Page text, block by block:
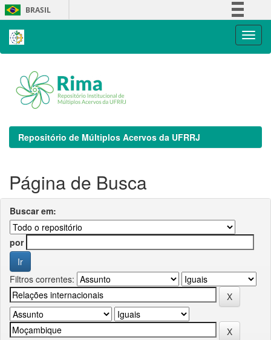
Skip
navigation
BRASIL
Repositório de Múltiplos Acervos da UFRRJ
Página de Busca
Buscar em:
por
Filtros correntes: